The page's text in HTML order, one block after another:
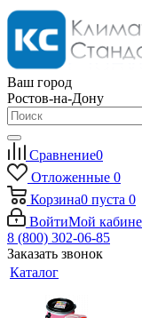
Ваш город
Ростов-на-Дону
Сравнение0
Отложенные 0
Корзина0 пуста 0
ВойтиМой
8 (800) 302-06-85
Заказать звонок
Каталог